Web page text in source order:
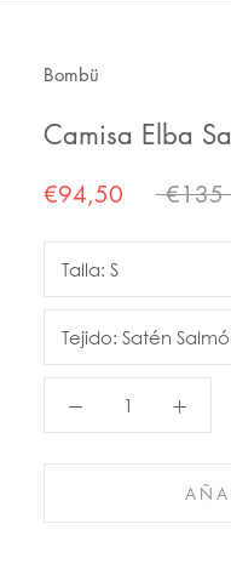
Bombü
Camisa Elba
€94,50 €135
Talla: S
Tejido: Satén